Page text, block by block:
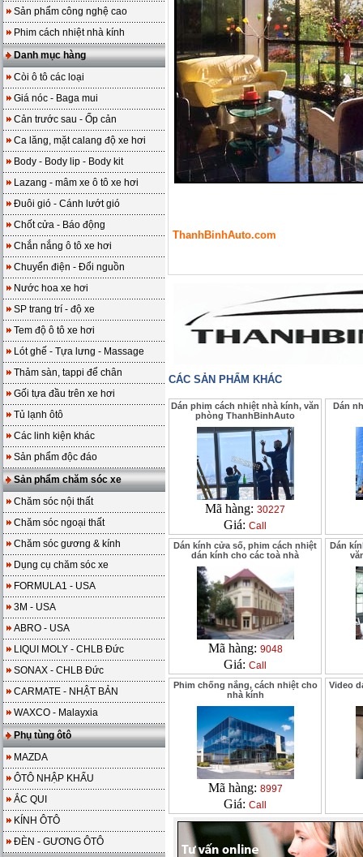
Sản phẩm công nghệ cao
Phim cách nhiệt nhà kính
Danh mục hàng
Còi ô tô các loại
Giá nóc - Baga mui
Cản trước sau - Ốp cản
Ca lăng, mặt calang độ xe hơi
Body - Body lip - Body kit
Lazang - mâm xe ô tô xe hơi
Đuôi gió - Cánh lướt gió
Chốt cửa - Báo động
Chắn nắng ô tô xe hơi
Chuyển điện - Đổi nguồn
Nước hoa xe hơi
SP trang trí - độ xe
Tem độ ô tô xe hơi
Lót ghế - Tựa lưng - Massage
Thảm sàn, tappi để chân
Gối tựa đầu trên xe hơi
Tủ lạnh ôtô
Các linh kiện khác
Sản phẩm độc đáo
Sản phẩm chăm sóc xe
Chăm sóc nội thất
Chăm sóc ngoại thất
Chăm sóc gương & kính
Dụng cụ chăm sóc xe
FORMULA1 - USA
3M - USA
ABRO - USA
LIQUI MOLY - CHLB Đức
SONAX - CHLB Đức
CARMATE - NHẬT BẢN
WAXCO - Malayxia
Phụ tùng ôtô
MAZDA
ÔTÔ NHẬP KHẨU
ẮC QUI
KÍNH ÔTÔ
ĐÈN - GƯƠNG ÔTÔ
ThanhBinhAuto.com
CÁC SẢN PHẨM KHÁC
Dán phim cách nhiệt nhà kính, văn
phòng ThanhBinhAuto
Mã hàng: 30227
Giá: Call
Dán
Dán kính cửa số, phim cách nhiệt
dán kính cho các toà nhà
Mã hàng: 9048
Giá: Call
Dán
Phim chống nắng, cách nhiệt cho
nhà kính
Mã hàng: 8997
Giá: Call
Video